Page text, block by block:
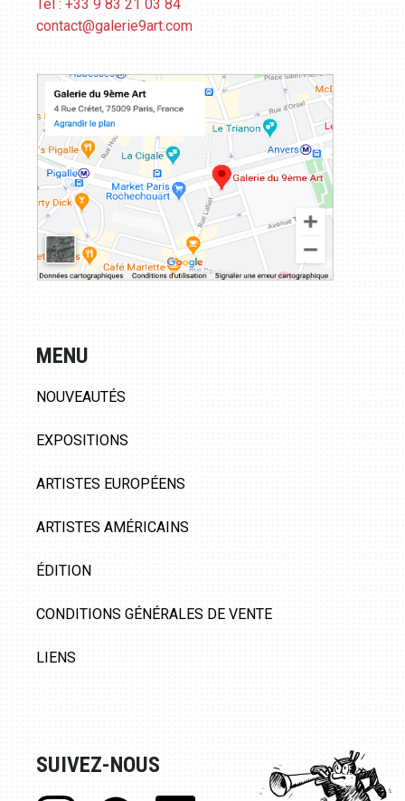
Tél : +33 9 83 21 03 84
contact@galerie9art.com
MENU
NOUVEAUTÉS
EXPOSITIONS
ARTISTES EUROPÉENS
ARTISTES AMÉRICAINS
ÉDITION
CONDITIONS GÉNÉRALES DE VENTE
LIENS
SUIVEZ-NOUS